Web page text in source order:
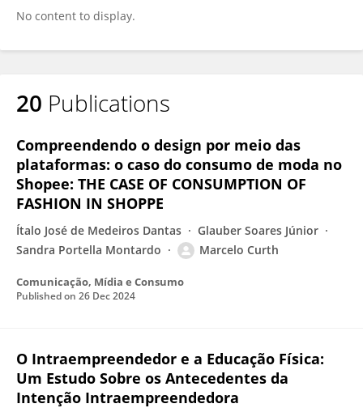
No content to display.
20 Publications
Compreendendo o design por meio das
plataformas: o caso do consumo de moda no
Shopee: THE CASE OF CONSUMPTION OF
FASHION IN SHOPPE
Ítalo José de Medeiros Dantas
Glauber Soares Júnior
Sandra Portella Montardo
Marcelo Curth
Comunicação, Mídia e Consumo
Published on 26 Dec 2024
O Intraempreendedor e a Educação Física:
Um Estudo Sobre os Antecedentes da
Intenção Intraempreendedora